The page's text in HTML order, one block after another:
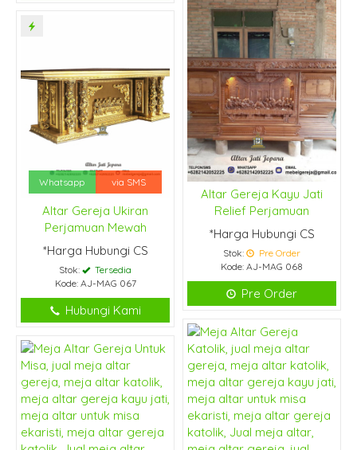
Altar Gereja Kayu Jati
Relief Perjamuan
*Harga Hubungi CS
Stok:
Pre Order
Kode: AJ-MAG 068
Pre Order
Whatsapp via SMS
Altar Gereja Ukiran
Perjamuan Mewah
*Harga Hubungi CS
Stok:
Tersedia
Kode: AJ-MAG 067
Hubungi Kami